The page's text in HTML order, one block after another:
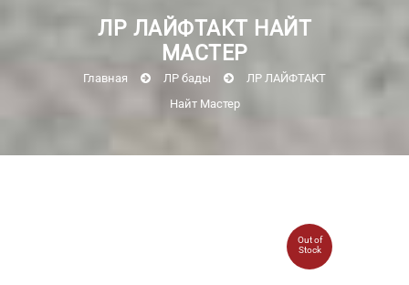
ЛР ЛАЙФТАКТ НАЙТ
МАСТЕР
Главная ЛР бады
ЛР ЛАЙФТАКТ
Найт Мастер
Out of
Stock